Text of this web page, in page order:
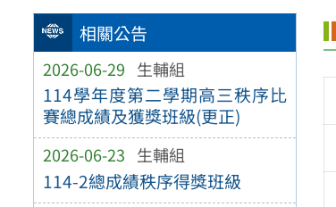
相關公告
2026-06-29 生輔組
114學年度第二學期高三秩序比
賽總成績及獲獎班級(更正)
2026-06-23 生輔組
114-2總成績秩序得獎班級